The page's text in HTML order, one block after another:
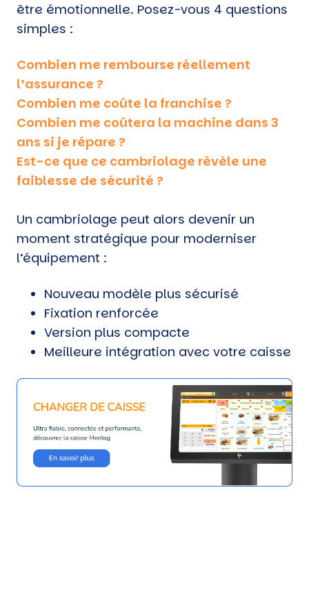
être émotionnelle. Posez-vous 4 questions
simples :
Combien me rembourse réellement
l’assurance ?
Combien me coûte la franchise ?
Combien me coûtera la machine dans 3
ans si je répare ?
Est-ce que ce cambriolage révèle une
faiblesse de sécurité ?
Un cambriolage peut alors devenir un
moment stratégique pour moderniser
l’équipement :
Nouveau modèle plus sécurisé
Fixation renforcée
Version plus compacte
Meilleure intégration avec votre caisse